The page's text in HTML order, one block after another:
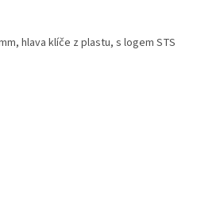
hlava klíče z plastu, s logem STS